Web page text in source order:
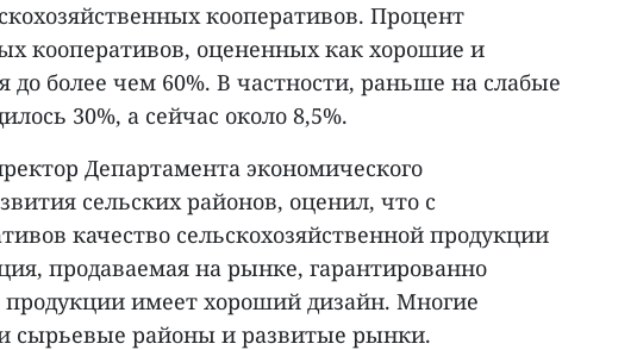
кооперативов. Процент
кооперативов, оцененных как хорошие и
до более чем 60%. В частности, раньше на слабые
30%, а сейчас около 8,5%.
Департамента экономического
сельских районов, оценил, что с
качество сельскохозяйственной продукции
продаваемая на рынке, гарантированно
продукции имеет хороший дизайн. Многие
сырьевые районы и развитые рынки.